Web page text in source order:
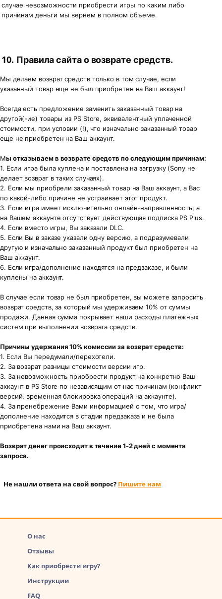
случае невозможности приобрести игры по каким либо
причинам деньги мы вернем в полном объеме.
10. Правила сайта о возврате средств.
Мы делаем возврат средств только в том случае, если
указанный товар еще не был приобретен на Ваш аккаунт!
Всегда есть предложение заменить заказанный товар на
другой(-ие) товары из PS Store, эквивалентный уплаченной
стоимости, при условии (!), что изначально заказанный товар
еще не приобретен на Ваш аккаунт.
Мы отказываем в возврате средств по следующим причинам:
1. Если игра была куплена и поставлена на загрузку (Sony не
делает возврат в таких случаях).
2. Если мы приобрели заказанный товар на Ваш аккаунт, а Вас
по какой-либо причине не устраивает этот продукт.
3. Если игра имеет исключительно онлайн-направленность, а
на Вашем аккаунте отсутствует действующая подписка PS Plus.
4. Если вместо игры, Вы заказали DLC.
5. Если Вы в заказе указали одну версию, а подразумевали
другую и изначально заказанный продукт был приобретен на
Ваш аккаунт.
6. Если игра/дополнение находятся на предзаказе, и были
куплены на аккаунт.
В случае если товар не был приобретен, вы можете запросить
возврат средств, за который мы удерживаем 10% от суммы
продажи. Данная сумма покрывает наши расходы платежных
систем при выполнении возврата средств.
Причины удержания 10% комиссии за возврат средств:
1. Если Вы передумали/перехотели.
2. За возврат разницы стоимости версии игр.
3. За невозможность приобрести продукт на конкретно Ваш
аккаунт в PS Store по независящим от нас причинам (конфликт
версий, временная блокировка операций на аккаунте).
4. За пренебрежение Вами информацией о том, что игра/
дополнение находится в стадии предзаказа и не была
приобретена нами на Ваш аккаунт.
Возврат денег происходит в течение 1-2 дней с момента
запроса.
Не нашли ответа на свой вопрос? Пишите нам
О нас
Отзывы
Как приобрести игру?
Инструкции
FAQ